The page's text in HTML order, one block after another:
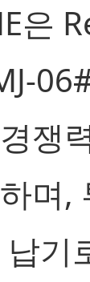
은
쟁
며,
기